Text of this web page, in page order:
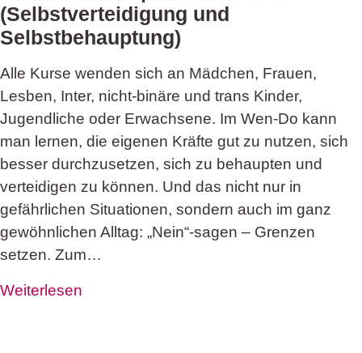
(Selbstverteidigung und
Selbstbehauptung)
Alle Kurse wenden sich an Mädchen, Frauen,
Lesben, Inter, nicht-binäre und trans Kinder,
Jugendliche oder Erwachsene. Im Wen-Do kann
man lernen, die eigenen Kräfte gut zu nutzen, sich
besser durchzusetzen, sich zu behaupten und
verteidigen zu können. Und das nicht nur in
gefährlichen Situationen, sondern auch im ganz
gewöhnlichen Alltag: „Nein“-sagen – Grenzen
setzen. Zum…
Weiterlesen